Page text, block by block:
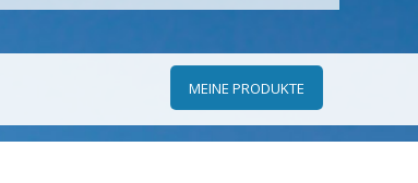
MEINE PRODUKTE